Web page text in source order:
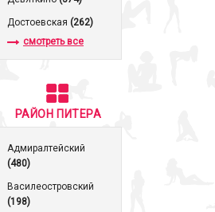
Достоевская (262)
смотреть все
РАЙОН ПИТЕРА
Адмиралтейский
(480)
Василеостровский
(198)